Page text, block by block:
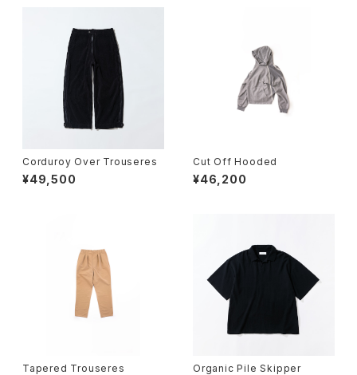
Corduroy Over Trouseres
¥49,500
Cut Off Hooded
¥46,200
Tapered Trouseres Organic Pile Skipper